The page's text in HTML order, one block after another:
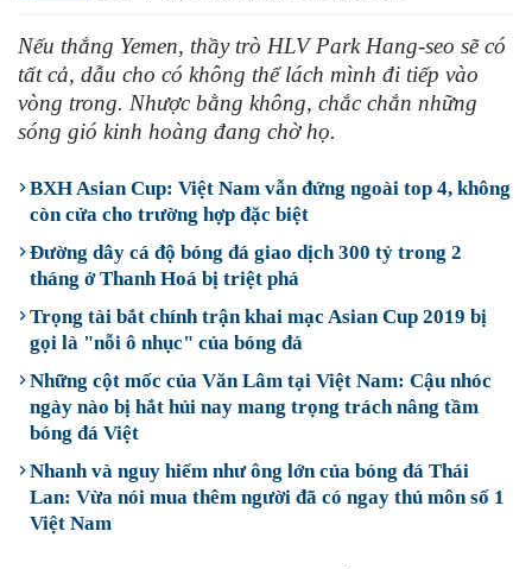
Nếu thắng Yemen, thầy trò HLV Park Hang-seo sẽ có
tất cả, dẫu cho có không thể lách mình đi tiếp vào
vòng trong. Nhược bằng không, chắc chắn những
sóng gió kinh hoàng đang chờ họ.
BXH Asian Cup: Việt Nam vẫn đứng ngoài top 4, không
còn cửa cho trường hợp đặc biệt
Đường dây cá độ bóng đá giao dịch 300 tỷ trong 2
tháng ở Thanh Hoá bị triệt phá
Trọng tài bắt chính trận khai mạc Asian Cup 2019 bị
gọi là "nỗi ô nhục" của bóng đá
Những cột mốc của Văn Lâm tại Việt Nam: Cậu nhóc
ngày nào bị hắt hủi nay mang trọng trách nâng tầm
bóng đá Việt
Nhanh và nguy hiểm như ông lớn của bóng đá Thái
Lan: Vừa nói mua thêm người đã có ngay thủ môn số 1
Việt Nam